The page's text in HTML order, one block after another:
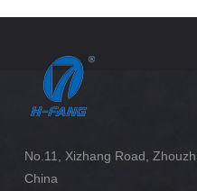
No.11, Xizhang Road,
China